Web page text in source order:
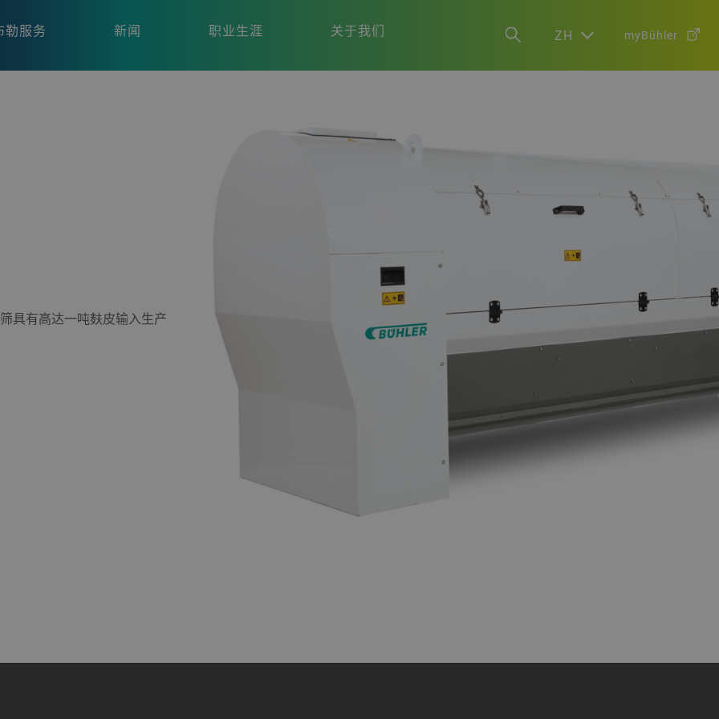
勒服务 新闻 职业生涯 关于我们 ZH myBühler
具有高达一吨麸皮输入生产